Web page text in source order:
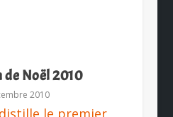
de Noël 2010
2010